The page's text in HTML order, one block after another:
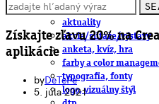
ČLÁNKY
aktuality
akcie/súťaže/výstavy
anketa, kvíz, hra
farby a color
typografia, fonty
logo, vizuálny štýl
Získajte zľavu 20% na
aplikácie
byDeTePe
5. júla 2021